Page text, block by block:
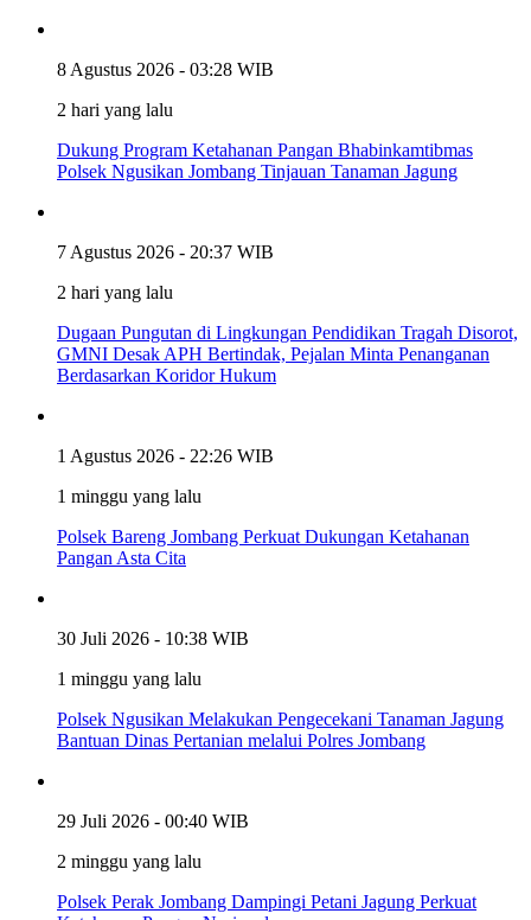
8 Agustus 2026 - 03:28 WIB
2 hari yang lalu
Dukung Program Ketahanan Pangan Bhabinkamtibmas
Polsek Ngusikan Jombang Tinjauan Tanaman Jagung
7 Agustus 2026 - 20:37 WIB
2 hari yang lalu
Dugaan Pungutan di Lingkungan Pendidikan Tragah Disorot,
GMNI Desak APH Bertindak, Pejalan Minta Penanganan
Berdasarkan Koridor Hukum
1 Agustus 2026 - 22:26 WIB
1 minggu yang lalu
Polsek Bareng Jombang Perkuat Dukungan Ketahanan
Pangan Asta Cita
30 Juli 2026 - 10:38 WIB
1 minggu yang lalu
Polsek Ngusikan Melakukan Pengecekani Tanaman Jagung
Bantuan Dinas Pertanian melalui Polres Jombang
29 Juli 2026 - 00:40 WIB
2 minggu yang lalu
Polsek Perak Jombang Dampingi Petani Jagung Perkuat